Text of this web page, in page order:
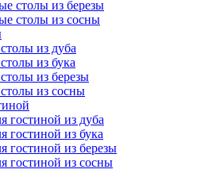
столы из березы
столы из сосны
из дуба
из бука
из березы
из сосны
гостиной из дуба
гостиной из бука
гостиной из березы
гостиной из сосны